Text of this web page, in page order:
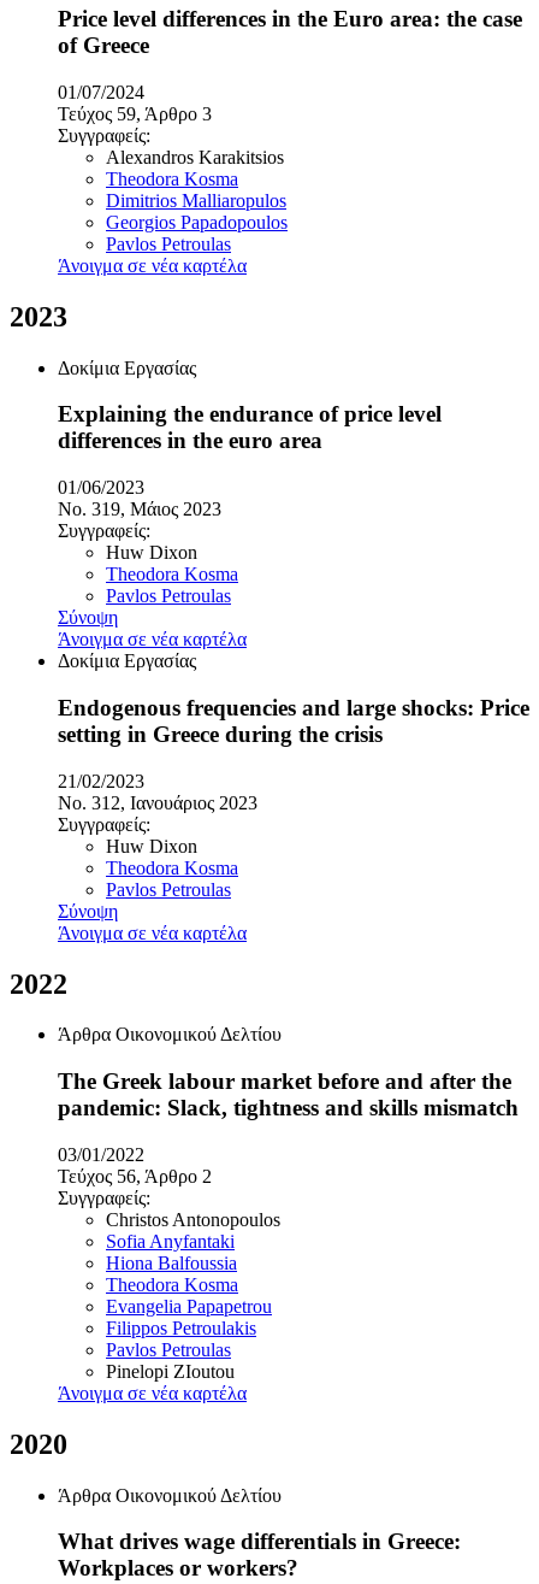
Price level differences in the Euro area: the case
of Greece
01/07/2024
Τεύχος 59, Άρθρο 3
Συγγραφείς:
Alexandros Karakitsios
Theodora Kosma
Dimitrios Malliaropulos
Georgios Papadopoulos
Pavlos Petroulas
Άνοιγμα σε νέα καρτέλα
2023
Δοκίμια Εργασίας
Explaining the endurance of price level
differences in the euro area
01/06/2023
No. 319, Μάιος 2023
Συγγραφείς:
Huw Dixon
Theodora Kosma
Pavlos Petroulas
Σύνοψη
Άνοιγμα σε νέα καρτέλα
Δοκίμια Εργασίας
Endogenous frequencies and large shocks: Price
setting in Greece during the crisis
21/02/2023
No. 312, Ιανουάριος 2023
Συγγραφείς:
Huw Dixon
Theodora Kosma
Pavlos Petroulas
Σύνοψη
Άνοιγμα σε νέα καρτέλα
2022
Άρθρα Οικονομικού Δελτίου
The Greek labour market before and after the
pandemic: Slack, tightness and skills mismatch
03/01/2022
Τεύχος 56, Άρθρο 2
Συγγραφείς:
Christos Antonopoulos
Sofia Anyfantaki
Hiona Balfoussia
Theodora Kosma
Evangelia Papapetrou
Filippos Petroulakis
Pavlos Petroulas
Pinelopi ZIoutou
Άνοιγμα σε νέα καρτέλα
2020
Άρθρα Οικονομικού Δελτίου
What drives wage differentials in Greece:
Workplaces or workers?